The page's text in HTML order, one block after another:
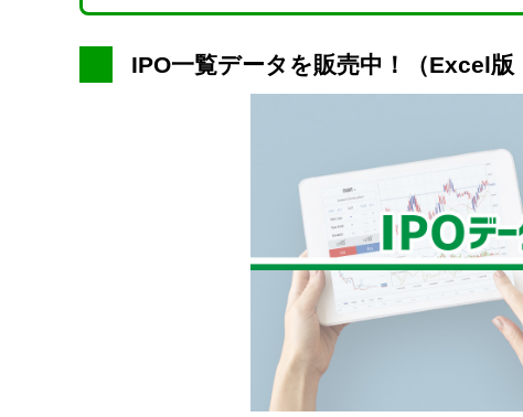
IPO一覧データを販売中！（Excel版